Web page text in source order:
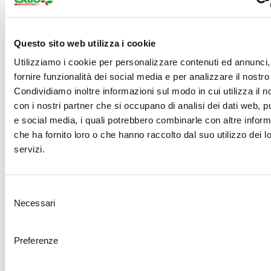
Questo sito web utilizza i cookie
Utilizziamo i cookie per personalizzare contenuti ed
fornire funzionalità dei social media e per analizzare il
Condividiamo inoltre informazioni sul modo in cui utilizza il
con i nostri partner che si occupano di analisi dei dati web,
e social media, i quali potrebbero combinarle con altre
che ha fornito loro o che hanno raccolto dal suo utilizzo dei
servizi.
delNecessari
Preferenze
per essere trasformate nei nostri stabilimenti.
immediatamente sottoposto a rigorosi controlli di
qualità. Questo è il primo passo di un processo che
si svolge in ambienti altamente sterilizzati e con
tecnologie all'avanguardia. La lavorazione avviene
entro poche ore dalla pesca per preservare al
massimo le proprietà organolettiche e nutrizionali
artigianale. Dopo una prima pulizia, il pesce viene